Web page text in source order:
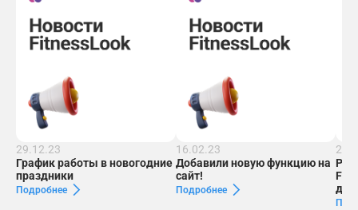
29.12.23
График работы в новогодние
праздники
Подробнее
16.02.23
Добавили новую функцию на
сайт!
Подробнее
дни